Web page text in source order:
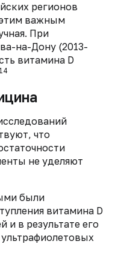
регионов
этим важным
При
на-Дону (2013-
витамина D
14
что
не уделяют
были
витамина D
и в результате его